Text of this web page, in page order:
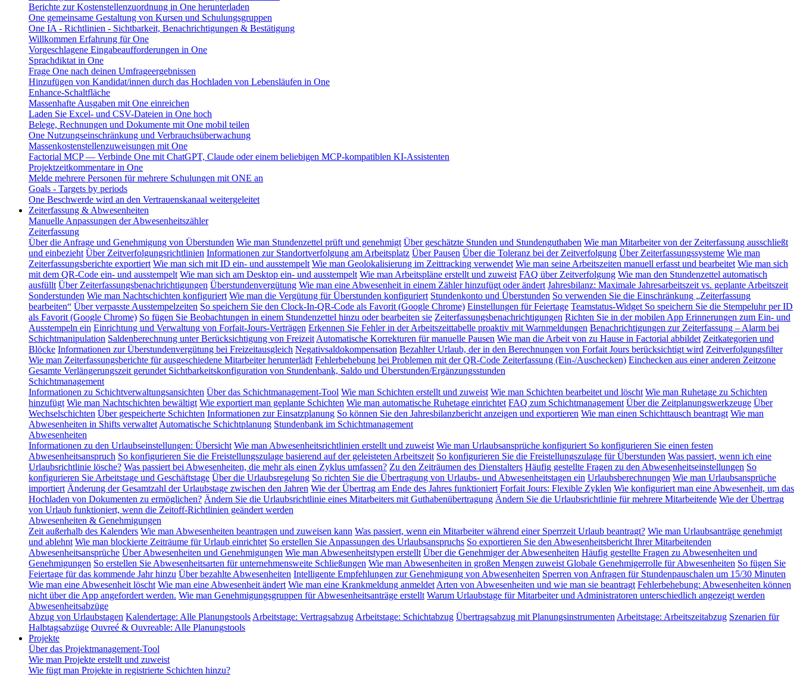
Berichte zur Kostenstellenzuordnung in One herunterladen
One gemeinsame Gestaltung von Kursen und Schulungsgruppen
One IA - Richtlinien - Sichtbarkeit, Benachrichtigungen & Bestätigung
Willkommen Erfahrung für One
Vorgeschlagene Eingabeaufforderungen in One
Sprachdiktat in One
Frage One nach deinen Umfrageergebnissen
Hinzufügen von Kandidat/innen durch das Hochladen von Lebensläufen in One
Enhance-Schaltfläche
Massenhafte Ausgaben mit One einreichen
Laden Sie Excel- und CSV-Dateien in One hoch
Belege, Rechnungen und Dokumente mit One mobil teilen
One Nutzungseinschränkung und Verbrauchsüberwachung
Massenkostenstellenzuweisungen mit One
Factorial MCP — Verbinde One mit ChatGPT, Claude oder einem beliebigen MCP-kompatiblen KI-Assistenten
Projektzeitkommentare in One
Melde mehrere Personen für mehrere Schulungen mit ONE an
Goals - Targets by periods
One Beschwerde wird an den Vertrauenskanaal weitergeleitet
Zeiterfassung & Abwesenheiten
Manuelle Anpassungen der Abwesenheitszähler
Zeiterfassung
Über die Anfrage und Genehmigung von Überstunden Wie man Stundenzettel prüft und genehmigt Über geschätzte Stunden und Stundenguthaben Wie man Mitarbeiter von der Zeiterfassung ausschließt
und einbezieht Über Zeitverfolgungsrichtlinien Informationen zur Standortverfolgung am Arbeitsplatz Über Pausen Über die Toleranz bei der Zeitverfolgung Über Zeiterfassungssysteme Wie man
Zeiterfassungsberichte exportiert Wie man sich mit ID ein- und ausstempelt Wie man Geolokalisierung im Zeittracking verwendet Wie man seine Arbeitszeiten manuell erfasst und bearbeitet Wie man sich
mit dem QR-Code ein- und ausstempelt Wie man sich am Desktop ein- und ausstempelt Wie man Arbeitspläne erstellt und zuweist FAQ über Zeitverfolgung Wie man den Stundenzettel automatisch
ausfüllt Über Zeiterfassungsbenachrichtigungen Überstundenvergütung Wie man eine Abwesenheit in einem Zähler hinzufügt oder ändert Jahresbilanz: Maximale Jahresarbeitszeit vs. geplante Arbeitszeit
Sonderstunden Wie man Nachtschichten konfiguriert Wie man die Vergütung für Überstunden konfiguriert Stundenkonto und Überstunden So verwenden Sie die Einschränkung „Zeiterfassung
bearbeiten“ Über verpasste Ausstempelzeiten So speichern Sie den Clock-In-QR-Code als Favorit (Google Chrome) Einstellungen für Feiertage Teamstatus-Widget So speichern Sie die Stempeluhr per ID
als Favorit (Google Chrome) So fügen Sie Beobachtungen in einem Stundenzettel hinzu oder bearbeiten sie Zeiterfassungsbenachrichtigungen Richten Sie in der mobilen App Erinnerungen zum Ein- und
Ausstempeln ein Einrichtung und Verwaltung von Forfait-Jours-Verträgen Erkennen Sie Fehler in der Arbeitszeittabelle proaktiv mit Warnmeldungen Benachrichtigungen zur Zeiterfassung – Alarm bei
Schichtmanipulation Saldenberechnung unter Berücksichtigung von Freizeit Automatische Korrekturen für manuelle Pausen Wie man die Arbeit von zu Hause in Factorial abbildet Zeitkategorien und
Blöcke Informationen zur Überstundenvergütung bei Freizeitausgleich Negativsaldokompensation Bezahlter Urlaub, der in den Berechnungen von Forfait Jours berücksichtigt wird Zeitverfolgungsfilter
Wie man Zeiterfassungsberichte für ausgeschiedene Mitarbeiter herunterlädt Fehlerbehebung bei Problemen mit der QR-Code Zeiterfassung (Ein-/Auschecken) Einchecken aus einer anderen Zeitzone
Gesamte Verlängerungszeit gerundet Sichtbarkeitskonfiguration von Stundenbank, Saldo und Überstunden/Ergänzungsstunden
Schichtmanagement
Informationen zu Schichtverwaltungsansichten Über das Schichtmanagement-Tool Wie man Schichten erstellt und zuweist Wie man Schichten bearbeitet und löscht Wie man Ruhetage zu Schichten
hinzufügt Wie man Nachtschichten bewältigt Wie exportiert man geplante Schichten Wie man automatische Ruhetage einrichtet FAQ zum Schichtmanagement Über die Zeitplanungswerkzeuge Über
Wechselschichten Über gespeicherte Schichten Informationen zur Einsatzplanung So können Sie den Jahresbilanzbericht anzeigen und exportieren Wie man einen Schichttausch beantragt Wie man
Abwesenheiten in Shifts verwaltet Automatische Schichtplanung Stundenbank im Schichtmanagement
Abwesenheiten
Informationen zu den Urlaubseinstellungen: Übersicht Wie man Abwesenheitsrichtlinien erstellt und zuweist Wie man Urlaubsansprüche konfiguriert So konfigurieren Sie einen festen
Abwesenheitsanspruch So konfigurieren Sie die Freistellungszulage basierend auf der geleisteten Arbeitszeit So konfigurieren Sie die Freistellungszulage für Überstunden Was passiert, wenn ich eine
Urlaubsrichtlinie lösche? Was passiert bei Abwesenheiten, die mehr als einen Zyklus umfassen? Zu den Zeiträumen des Dienstalters Häufig gestellte Fragen zu den Abwesenheitseinstellungen So
konfigurieren Sie Arbeitstage und Geschäftstage Über die Urlaubsregelung So richten Sie die Übertragung von Urlaubs- und Abwesenheitstagen ein Urlaubsberechnungen Wie man Urlaubsansprüche
importiert Änderung der Gesamtzahl der Urlaubstage zwischen den Jahren Wie der Übertrag am Ende des Jahres funktioniert Forfait Jours: Flexible Zyklen Wie konfiguriert man eine Abwesenheit, um das
Hochladen von Dokumenten zu ermöglichen? Ändern Sie die Urlaubsrichtlinie eines Mitarbeiters mit Guthabenübertragung Ändern Sie die Urlaubsrichtlinie für mehrere Mitarbeitende Wie der Übertrag
von Urlaub funktioniert, wenn die Zeitoff-Richtlinien geändert werden
Abwesenheiten & Genehmigungen
Zeit außerhalb des Kalenders Wie man Abwesenheiten beantragen und zuweisen kann Was passiert, wenn ein Mitarbeiter während einer Sperrzeit Urlaub beantragt? Wie man Urlaubsanträge genehmigt
und ablehnt Wie man blockierte Zeiträume für Urlaub einrichtet So erstellen Sie Anpassungen des Urlaubsanspruchs So exportieren Sie den Abwesenheitsbericht Ihrer Mitarbeitenden
Abwesenheitsansprüche Über Abwesenheiten und Genehmigungen Wie man Abwesenheitstypen erstellt Über die Genehmiger der Abwesenheiten Häufig gestellte Fragen zu Abwesenheiten und
Genehmigungen So erstellen Sie Abwesenheitsarten für unternehmensweite Schließungen Wie man Abwesenheiten in großen Mengen zuweist Globale Genehmigerrolle für Abwesenheiten So fügen Sie
Feiertage für das kommende Jahr hinzu Über bezahlte Abwesenheiten Intelligente Empfehlungen zur Genehmigung von Abwesenheiten Sperren von Anfragen für Stundenpauschalen um 15/30 Minuten
Wie man eine Abwesenheit löscht Wie man eine Abwesenheit ändert Wie man eine Krankmeldung anmeldet Arten von Abwesenheiten und wie man sie beantragt Fehlerbehebung: Abwesenheiten können
nicht über die App angefordert werden. Wie man Genehmigungsgruppen für Abwesenheitsanträge erstellt Warum Urlaubstage für Mitarbeiter und Administratoren unterschiedlich angezeigt werden
Abwesenheitsabzüge
Abzug von Urlaubstagen Kalendertage: Alle Planungstools Arbeitstage: Vertragsabzug Arbeitstage: Schichtabzug Übertragsabzug mit Planungsinstrumenten Arbeitstage: Arbeitszeitabzug Szenarien für
Halbtagsabzüge Ouvreé & Ouvreable: Alle Planungstools
Projekte
Über das Projektmanagement-Tool
Wie man Projekte erstellt und zuweist
Wie fügt man Projekte in registrierte Schichten hinzu?